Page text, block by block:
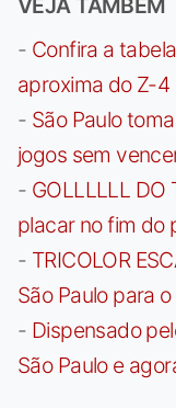
- Confira a
aproxima do Z-4
- São Paulo
jogos sem
- GOLLLLLL DO
placar no fim do
- TRICOLOR
São Paulo para
- Dispensado
São Paulo e